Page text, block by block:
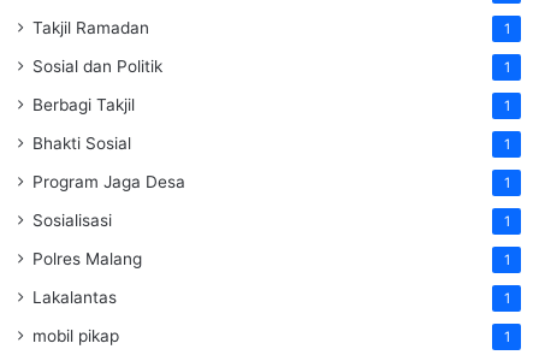
Takjil Ramadan 1
Sosial dan Politik 1
Berbagi Takjil 1
Bhakti Sosial 1
Program Jaga Desa 1
Sosialisasi 1
Polres Malang 1
Lakalantas 1
mobil pikap 1